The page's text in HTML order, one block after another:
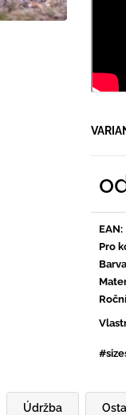
EAN:
Pro
Barva
Údržba